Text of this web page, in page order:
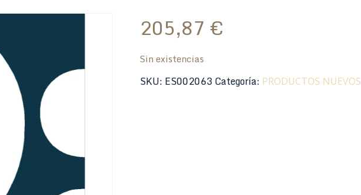
205,87 €
Sin existencias
SKU: ES002063Categoría: PRODUCTOS NUEVOS